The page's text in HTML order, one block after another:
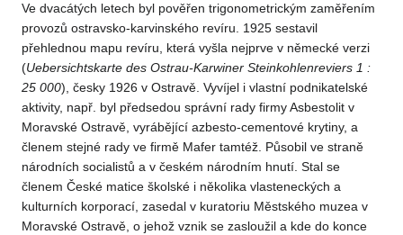
Ve dvacátých letech byl pověřen trigonometrickým zaměřením
provozů ostravsko-karvinského revíru. 1925 sestavil
přehlednou mapu revíru, která vyšla nejprve v německé verzi
(Uebersichtskarte des Ostrau-Karwiner Steinkohlenreviers 1 :
25 000), česky 1926 v Ostravě. Vyvíjel i vlastní podnikatelské
aktivity, např. byl předsedou správní rady firmy Asbestolit v
Moravské Ostravě, vyrábějící azbesto-cementové krytiny, a
členem stejné rady ve firmě Mafer tamtéž. Působil ve straně
národních socialistů a v českém národním hnutí. Stal se
členem České matice školské i několika vlasteneckých a
kulturních korporací, zasedal v kuratoriu Městského muzea v
Moravské Ostravě, o jehož vznik se zasloužil a kde do konce